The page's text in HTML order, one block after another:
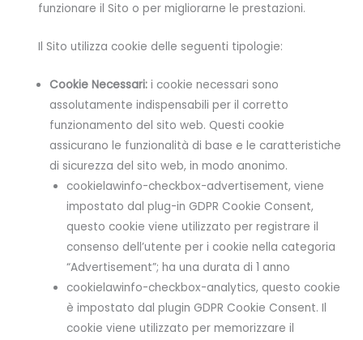
funzionare il Sito o per migliorarne le prestazioni.
Il Sito utilizza cookie delle seguenti tipologie:
Cookie Necessari: i cookie necessari sono
assolutamente indispensabili per il corretto
funzionamento del sito web. Questi cookie
assicurano le funzionalità di base e le caratteristiche
di sicurezza del sito web, in modo anonimo.
cookielawinfo-checkbox-advertisement, viene
impostato dal plug-in GDPR Cookie Consent,
questo cookie viene utilizzato per registrare il
consenso dell’utente per i cookie nella categoria
“Advertisement”; ha una durata di 1 anno
cookielawinfo-checkbox-analytics, questo cookie
è impostato dal plugin GDPR Cookie Consent. Il
cookie viene utilizzato per memorizzare il